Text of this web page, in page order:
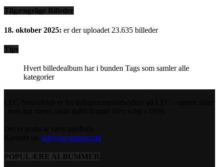
Tilgængelige Billeder
18. oktober 2025: er der uploadet 23.635 billeder
Tips
Hvert billedealbum har i bunden Tags som samler alle
kategorier
jok@lecseniorer.dk
POPULÆRE ALBUMMER